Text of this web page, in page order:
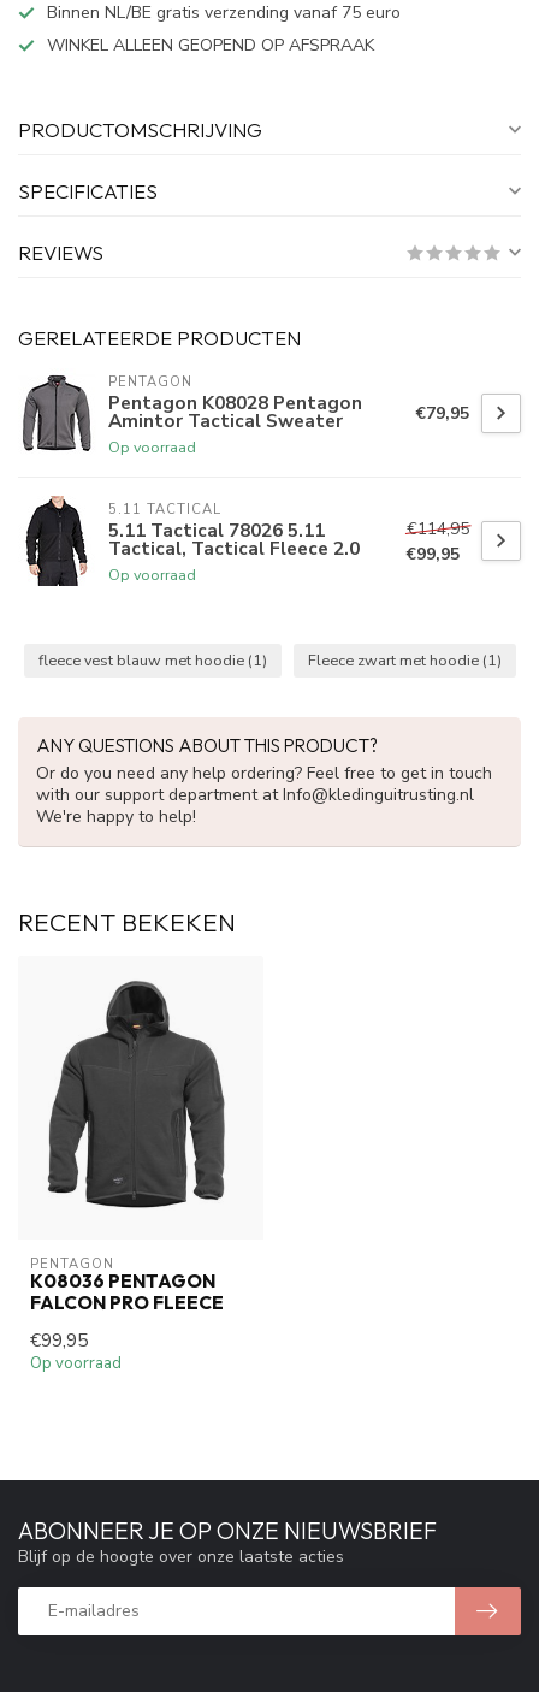
Binnen NL/BE gratis verzending vanaf 75 euro
WINKEL ALLEEN GEOPEND OP AFSPRAAK
PRODUCTOMSCHRIJVING
SPECIFICATIES
REVIEWS
GERELATEERDE PRODUCTEN
PENTAGON
Pentagon K08028 Pentagon
Amintor Tactical Sweater
Op voorraad
€79,95
5.11 TACTICAL
5.11 Tactical 78026 5.11
Tactical, Tactical Fleece 2.0
Op voorraad
€114,95
€99,95
fleece vest blauw met hoodie (1) Fleece zwart met hoodie (1)
ANY QUESTIONS ABOUT THIS PRODUCT?
Or do you need any help ordering? Feel free to get in touch
with our support department atInfo@kledinguitrusting.nl
We're happy to help!
RECENT BEKEKEN
PENTAGON
K08036 PENTAGON
FALCON PRO FLEECE
€99,95
Op voorraad
ABONNEER JE OP ONZE NIEUWSBRIEF
Blijf op de hoogte over onze laatste acties